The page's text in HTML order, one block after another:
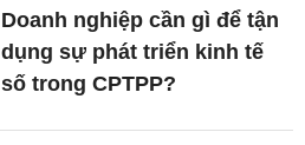
Doanh nghiệp cần gì để tận
dụng sự phát triển kinh tế
số trong CPTPP?